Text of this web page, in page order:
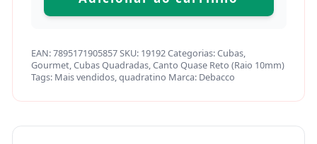
EAN:7895171905857SKU: 19192Categorias:Cubas,
Gourmet, Cubas Quadradas, Canto Quase Reto (Raio 10mm)
Tags: Mais vendidos, quadratino Marca: Debacco